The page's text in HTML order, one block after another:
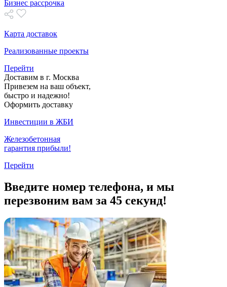
Бизнес рассрочка
Карта доставок
Реализованные проекты
Перейти
Доставим в г. Москва
Привезем на ваш объект,
быстро и надежно!
Оформить доставку
Инвестиции в ЖБИ
Железобетонная
гарантия прибыли!
Перейти
Введите номер телефона, и мы
перезвоним вам за 45 секунд!